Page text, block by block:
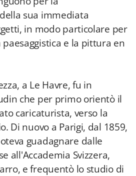
sua immediata
in modo particolare per
e la pittura en
a Le Havre, fu in
che per primo orientò il
caricaturista, verso la
Di nuovo a Parigi, dal 1859,
guadagnare dalle
all'Accademia Svizzera,
e frequentò lo studio di